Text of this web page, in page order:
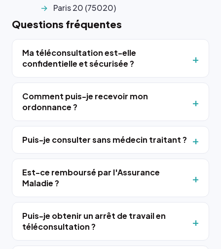
Paris 20 (75020)
Questions fréquentes
Ma téléconsultation est-elle
confidentielle et sécurisée ?
Comment puis-je recevoir mon
ordonnance ?
Puis-je consulter sans médecin traitant ?
Est-ce remboursé par l'Assurance
Maladie ?
Puis-je obtenir un arrêt de travail en
téléconsultation ?